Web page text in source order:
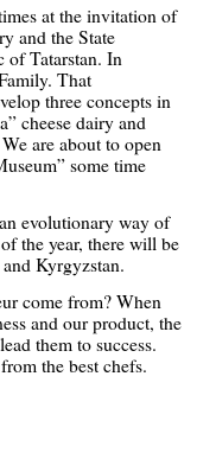
at the invitation of
and the State
of Tatarstan. In
That
three concepts in
cheese dairy and
are about to open
some time
evolutionary way of
the year, there will be
Kyrgyzstan.
come from? When
and our product, the
them to success.
the best chefs.